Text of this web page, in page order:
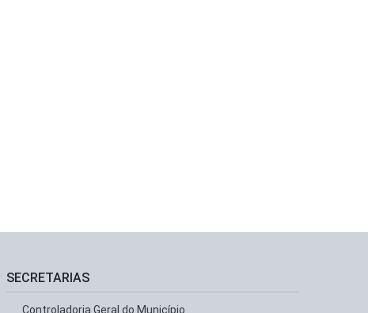
SECRETARIAS
Controladoria Geral do Município